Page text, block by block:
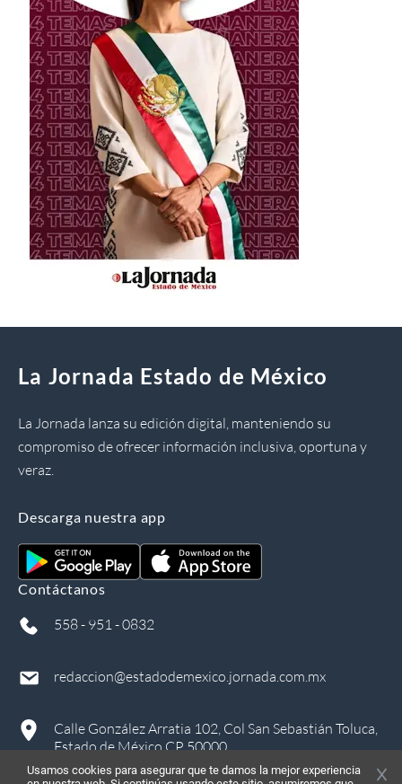
La Jornada Estado de México
La Jornada lanza su edición digital, manteniendo su
compromiso de ofrecer información inclusiva, oportuna y
veraz.
Descarga nuestra app
Contáctanos
558 - 951 - 0832
redaccion@estadodemexico.jornada.com.mx
Calle González Arratia 102, Col San Sebastián Toluca,
Estado de México CP 50000
Usamos cookies para asegurar que te damos la mejor experiencia